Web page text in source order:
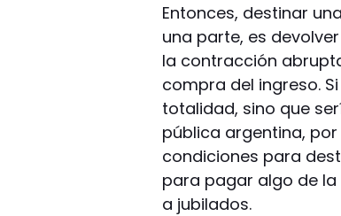
Entonces, destinar
una parte, es
la contracción
compra del ingreso.
totalidad, sino que
pública argentina,
condiciones para
para pagar algo de
a jubilados.